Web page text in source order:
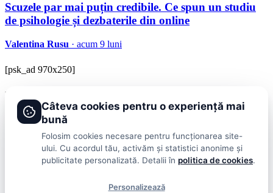
Scuzele par mai puțin credibile. Ce spun un studiu
de psihologie și dezbaterile din online
Valentina Rusu · acum 9 luni
[psk_ad 970x250]
BRAVOnet
Showbiz, vedete si tot ce misca in lumea mondena
ShowbizPublicitateLifestyleHealth & BeautyCasa si Gradina
Câteva cookies pentru o experiență mai
bună
Folosim cookies necesare pentru funcționarea site-
ului. Cu acordul tău, activăm și statistici anonime și
publicitate personalizată. Detalii în politica de cookies.
Personalizează